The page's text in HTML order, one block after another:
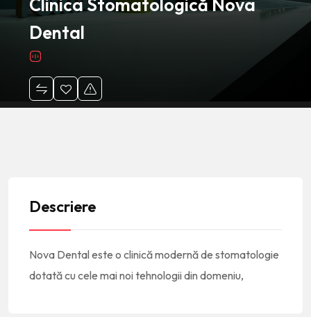
Clinica Stomatologică Nova
Dental
Descriere
Nova Dental este o clinică modernă de stomatologie
dotată cu cele mai noi tehnologii din domeniu,